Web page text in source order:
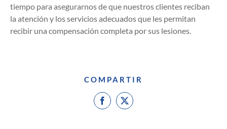
tiempo para asegurarnos de que nuestros clientes reciban
la atención y los servicios adecuados que les permitan
recibir una compensación completa por sus lesiones.
COMPARTIR
Facebook
X